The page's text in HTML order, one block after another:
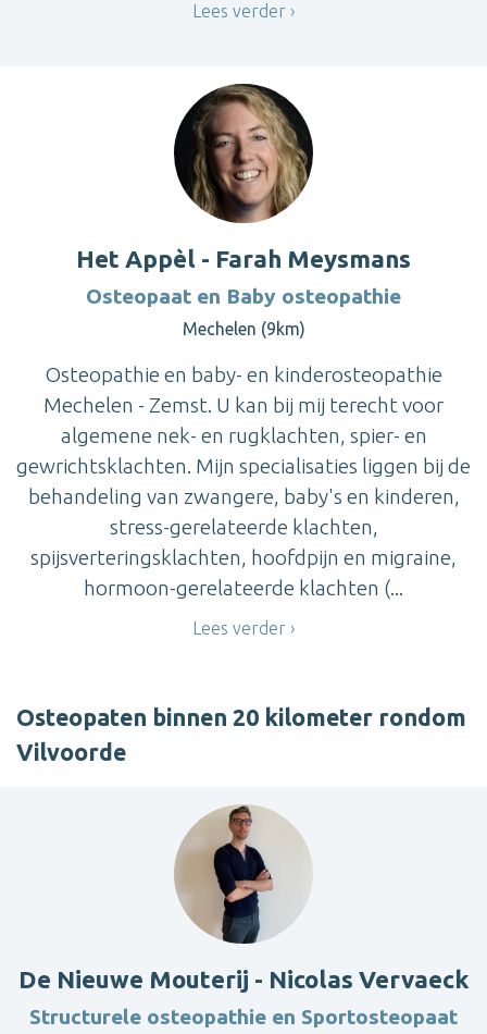
Lees verder
Het Appèl - Farah Meysmans
Osteopaat en Baby osteopathie
Mechelen (9km)
Osteopathie en baby- en kinderosteopathie
Mechelen - Zemst. U kan bij mij terecht voor
algemene nek- en rugklachten, spier- en
gewrichtsklachten. Mijn specialisaties liggen bij de
behandeling van zwangere, baby's en kinderen,
stress-gerelateerde klachten,
spijsverteringsklachten, hoofdpijn en migraine,
hormoon-gerelateerde klachten (...
Lees verder
Osteopaten binnen 20 kilometer rondom
Vilvoorde
De Nieuwe Mouterij - Nicolas Vervaeck
Structurele osteopathie en Sportosteopaat